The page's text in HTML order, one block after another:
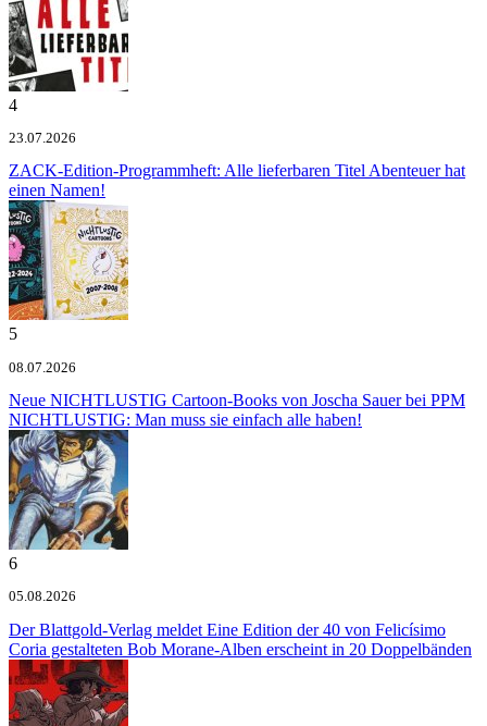
4
23.07.2026
ZACK-Edition-Programmheft: Alle lieferbaren Titel Abenteuer hat
einen Namen!
5
08.07.2026
Neue NICHTLUSTIG Cartoon-Books von Joscha Sauer bei PPM
NICHTLUSTIG: Man muss sie einfach alle haben!
6
05.08.2026
Der Blattgold-Verlag meldet Eine Edition der 40 von Felicísimo
Coria gestalteten Bob Morane-Alben erscheint in 20 Doppelbänden